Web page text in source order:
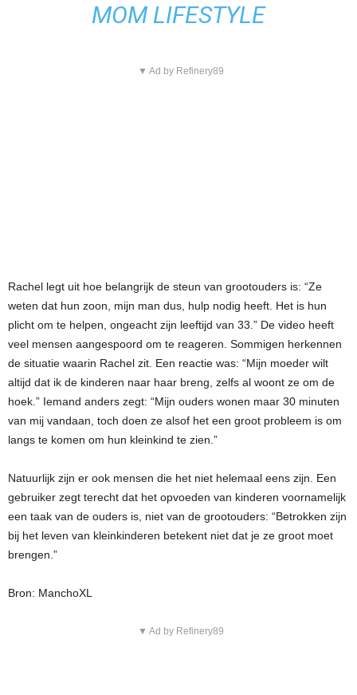
MOM LIFESTYLE
▼ Ad by Refinery89
Rachel legt uit hoe belangrijk de steun van grootouders is: “Ze
weten dat hun zoon, mijn man dus, hulp nodig heeft. Het is hun
plicht om te helpen, ongeacht zijn leeftijd van 33.” De video heeft
veel mensen aangespoord om te reageren. Sommigen herkennen
de situatie waarin Rachel zit. Een reactie was: “Mijn moeder wilt
altijd dat ik de kinderen naar haar breng, zelfs al woont ze om de
hoek.” Iemand anders zegt: “Mijn ouders wonen maar 30 minuten
van mij vandaan, toch doen ze alsof het een groot probleem is om
langs te komen om hun kleinkind te zien.”
Natuurlijk zijn er ook mensen die het niet helemaal eens zijn. Een
gebruiker zegt terecht dat het opvoeden van kinderen voornamelijk
een taak van de ouders is, niet van de grootouders: “Betrokken zijn
bij het leven van kleinkinderen betekent niet dat je ze groot moet
brengen.”
Bron: ManchoXL
▼ Ad by Refinery89